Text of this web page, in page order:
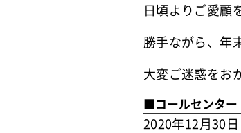
日頃よりご愛顧
勝手ながら、年
大変ご迷惑をお
■コールセンター
2020年12月30